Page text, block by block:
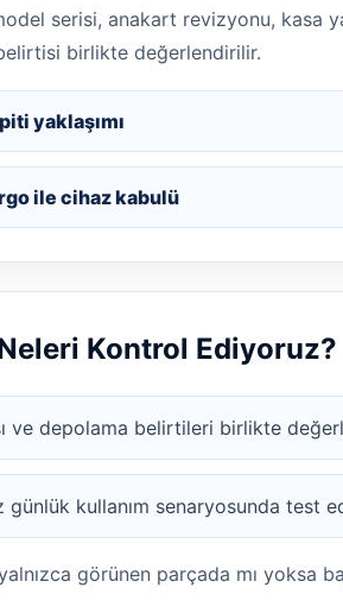
serisi, anakart revizyonu, kasa
birlikte değerlendirilir.
yaklaşımı
ile cihaz kabulü
Kontrol Ediyoruz?
ve depolama belirtileri birlikte
günlük kullanım senaryosunda test
görünen parçada mı yoksa